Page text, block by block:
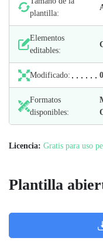
plantilla:
Elementos
editables:
Modificado:
Formatos
disponibles:
Licencia: Gratis para uso
Plantilla